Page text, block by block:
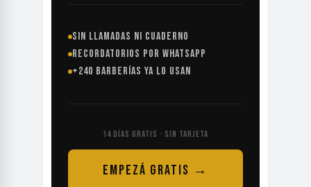
SIN LLAMADAS NI CUADERNO
RECORDATORIOS POR WHATSAPP
+240 BARBERÍAS YA LO USAN
14 DÍAS GRATIS · SIN TARJETA
EMPEZÁ GRATIS →